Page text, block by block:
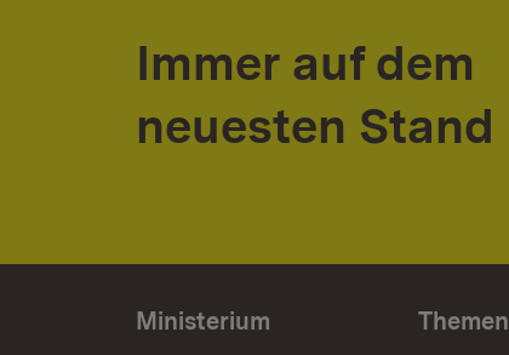
Immer auf dem
neuesten Stand
Ministerium Themen